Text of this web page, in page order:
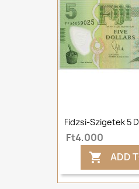
Fidzsi-Szigetek 5
Ft4,000
 ADD